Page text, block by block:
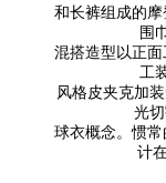
和长裤组成的
围
混搭造型以正
工
风格皮夹克加
光
球衣概念。惯
计